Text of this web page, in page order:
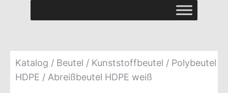
Katalog / Beutel / Kunststoffbeutel / Polybeutel
HDPE / Abreißbeutel HDPE weiß